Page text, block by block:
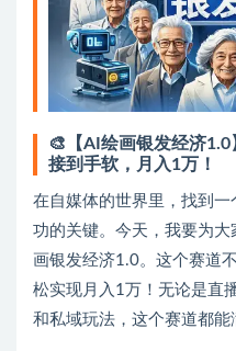
🎨【AI绘画银发经济
接到手软，月入1万！
在自媒体的世界里，找到
功的关键。今天，我要为
画银发经济1.0。这个赛道
松实现月入1万！无论是直
和私域玩法，这个赛道都能